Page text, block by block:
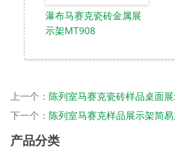
瀑布马赛克瓷砖金属展
示架MT908
上一个： 陈列室马赛克瓷砖样品桌面
下一个： 陈列室马赛克样品展示架简
产品分类